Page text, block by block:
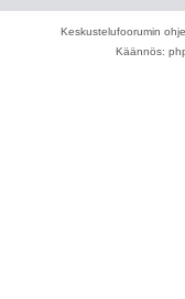
Keskustelufoorumin
Käännös: